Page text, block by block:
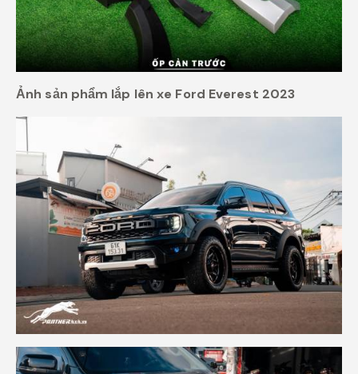
Ảnh sản phẩm lắp lên xe Ford Everest 2023